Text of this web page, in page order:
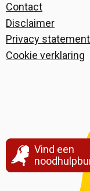
Contact
Disclaimer
Privacy statement
Cookie verklaring
Vind een